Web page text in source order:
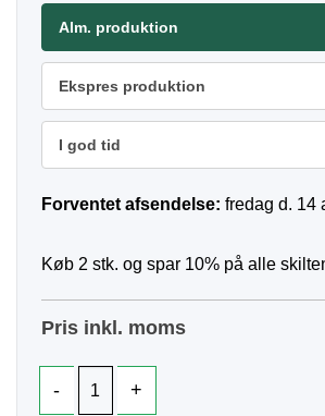
Alm. produktion
Ekspres produktion
I god tid
Forventet afsendelse: fredag d. 14
Køb 2 stk. og spar 10% på alle
Pris inkl. moms